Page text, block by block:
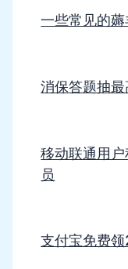
一些常见的
消保答题抽
移动联通用
员
支付宝免费